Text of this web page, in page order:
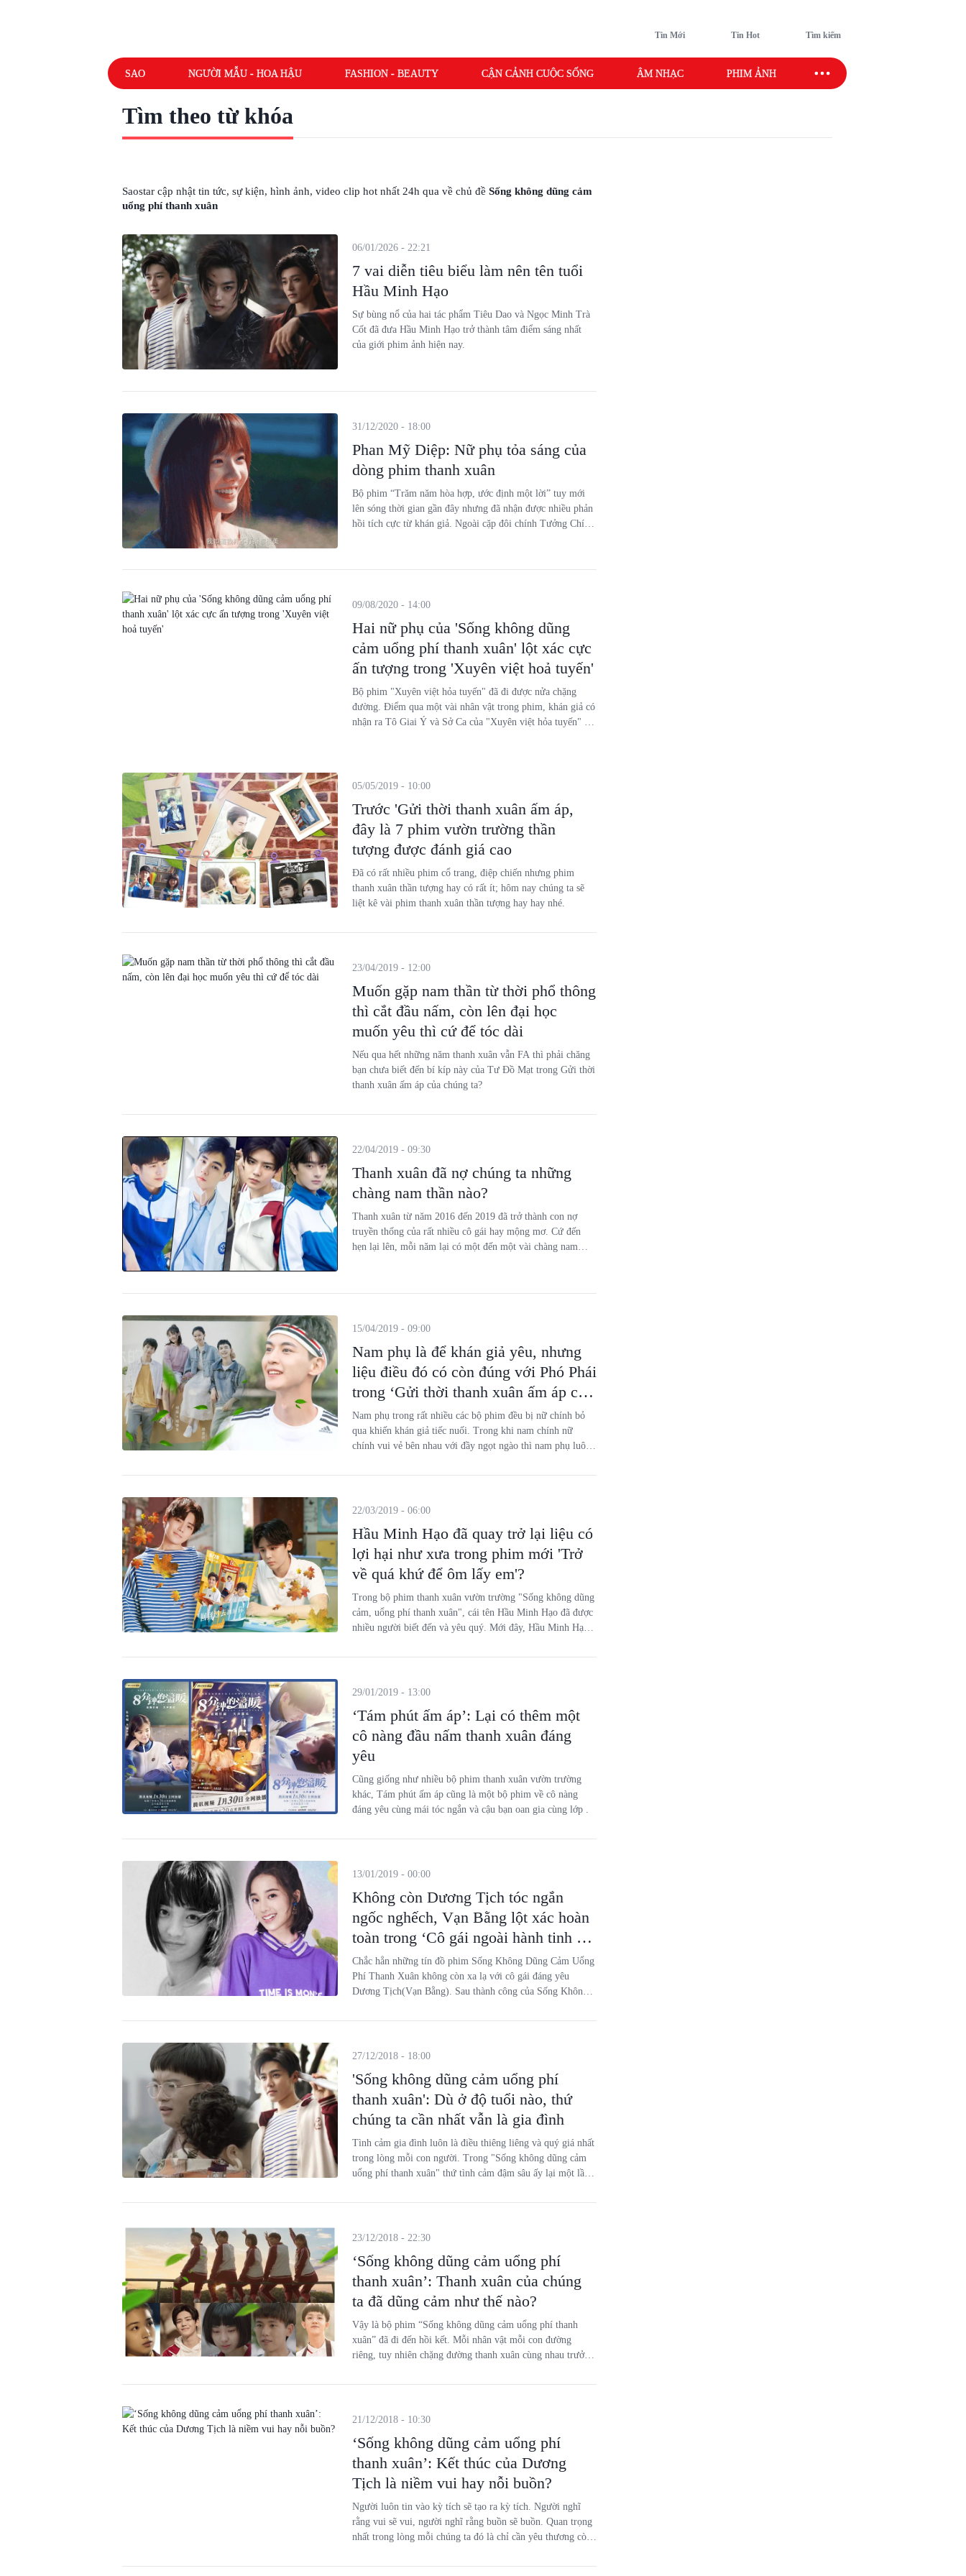
Tin Mới Tin Hot Tìm kiếm
SAO NGƯỜI MẪU - HOA HẬU FASHION - BEAUTY CẬN CẢNH CUỘC SỐNG ÂM NHẠC PHIM ẢNH SAO SPORT
Tìm theo từ khóa
Saostar cập nhật tin tức, sự kiện, hình ảnh, video clip hot nhất 24h qua về chủ đề Sống không dũng cảm
uổng phí thanh xuân
7 vai diễn tiêu biểu làm nên tên tuổi
Hầu Minh Hạo
06/01/2026 - 22:21
Sự bùng nổ của hai tác phẩm Tiêu Dao và Ngọc Minh Trà
Cốt đã đưa Hầu Minh Hạo trở thành tâm điểm sáng nhất
của giới phim ảnh hiện nay.
Phan Mỹ Diệp: Nữ phụ tỏa sáng của
dòng phim thanh xuân
31/12/2020 - 18:00
Bộ phim “Trăm năm hòa hợp, ước định một lời” tuy mới
lên sóng thời gian gần đây nhưng đã nhận được nhiều phản
hồi tích cực từ khán giả. Ngoài cặp đôi chính Tưởng Chính
yêu được nhiều người quý mến nhất phim.
Hai nữ phụ của 'Sống không dũng
cảm uổng phí thanh xuân' lột xác cực
ấn tượng trong 'Xuyên việt hoả tuyến'
09/08/2020 - 14:00
Bộ phim "Xuyên việt hỏa tuyến" đã đi được nửa chặng
đường. Điểm qua một vài nhân vật trong phim, khán giả có
nhận ra Tô Giai Ý và Sở Ca của "Xuyên việt hỏa tuyến" đã
Trước 'Gửi thời thanh xuân ấm áp,
đây là 7 phim vườn trường thần
tượng được đánh giá cao
05/05/2019 - 10:00
Đã có rất nhiều phim cổ trang, điệp chiến nhưng phim
thanh xuân thần tượng hay có rất ít; hôm nay chúng ta sẽ
liệt kê vài phim thanh xuân thần tượng hay hay nhé.
Muốn gặp nam thần từ thời phổ thông
thì cắt đầu nấm, còn lên đại học
muốn yêu thì cứ để tóc dài
23/04/2019 - 12:00
Nếu qua hết những năm thanh xuân vẫn FA thì phải chăng
bạn chưa biết đến bí kíp này của Tư Đồ Mạt trong Gửi thời
thanh xuân ấm áp của chúng ta?
Thanh xuân đã nợ chúng ta những
chàng nam thần nào?
22/04/2019 - 09:30
Thanh xuân từ năm 2016 đến 2019 đã trở thành con nợ
truyền thống của rất nhiều cô gái hay mộng mơ. Cứ đến
hẹn lại lên, mỗi năm lại có một đến một vài chàng nam
nay lại có thêm Cố Vị Dịch.
Nam phụ là để khán giả yêu, nhưng
liệu điều đó có còn đúng với Phó Phái
trong ‘Gửi thời thanh xuân ấm áp của
chúng ta’?
15/04/2019 - 09:00
Nam phụ trong rất nhiều các bộ phim đều bị nữ chính bỏ
qua khiến khán giả tiếc nuối. Trong khi nam chính nữ
chính vui vẻ bên nhau với đầy ngọt ngào thì nam phụ luôn
thanh xuân ấm áp của chúng ta lên sóng, khán giả liệu có
Hầu Minh Hạo đã quay trở lại liệu có
lợi hại như xưa trong phim mới 'Trở
về quá khứ để ôm lấy em'?
22/03/2019 - 06:00
Trong bộ phim thanh xuân vườn trường "Sống không dũng
cảm, uổng phí thanh xuân", cái tên Hầu Minh Hạo đã được
nhiều người biết đến và yêu quý. Mới đây, Hầu Minh Hạo
em".
‘Tám phút ấm áp’: Lại có thêm một
cô nàng đầu nấm thanh xuân đáng
yêu
29/01/2019 - 13:00
Cũng giống như nhiều bộ phim thanh xuân vườn trường
khác, Tám phút ấm áp cũng là một bộ phim về cô nàng
đáng yêu cùng mái tóc ngắn và cậu bạn oan gia cùng lớp .
Không còn Dương Tịch tóc ngắn
ngốc nghếch, Vạn Bằng lột xác hoàn
toàn trong ‘Cô gái ngoài hành tinh Sài
Tiểu Thất’
13/01/2019 - 00:00
Chắc hẳn những tín đồ phim Sống Không Dũng Cảm Uổng
Phí Thanh Xuân không còn xa lạ với cô gái đáng yêu
Dương Tịch(Vạn Bằng). Sau thành công của Sống Không
án phim mới của đạo diễn Đặng Khoa và Cao Tông Khải-
'Sống không dũng cảm uổng phí
thanh xuân': Dù ở độ tuổi nào, thứ
chúng ta cần nhất vẫn là gia đình
27/12/2018 - 18:00
Tình cảm gia đình luôn là điều thiêng liêng và quý giá nhất
trong lòng mỗi con người. Trong "Sống không dũng cảm
uổng phí thanh xuân" thứ tình cảm đậm sâu ấy lại một lần
‘Sống không dũng cảm uổng phí
thanh xuân’: Thanh xuân của chúng
ta đã dũng cảm như thế nào?
23/12/2018 - 22:30
Vậy là bộ phim “Sống không dũng cảm uổng phí thanh
xuân” đã đi đến hồi kết. Mỗi nhân vật mỗi con đường
riêng, tuy nhiên chặng đường thanh xuân cùng nhau trưởng
thế nào, chỉ cần trong lòng còn nhau thì mãi mãi còn thanh
‘Sống không dũng cảm uổng phí
thanh xuân’: Kết thúc của Dương
Tịch là niềm vui hay nỗi buồn?
21/12/2018 - 10:30
Người luôn tin vào kỳ tích sẽ tạo ra kỳ tích. Người nghĩ
rằng vui sẽ vui, người nghĩ rằng buồn sẽ buồn. Quan trọng
nhất trong lòng mỗi chúng ta đó là chỉ cần yêu thương còn
thanh xuân.